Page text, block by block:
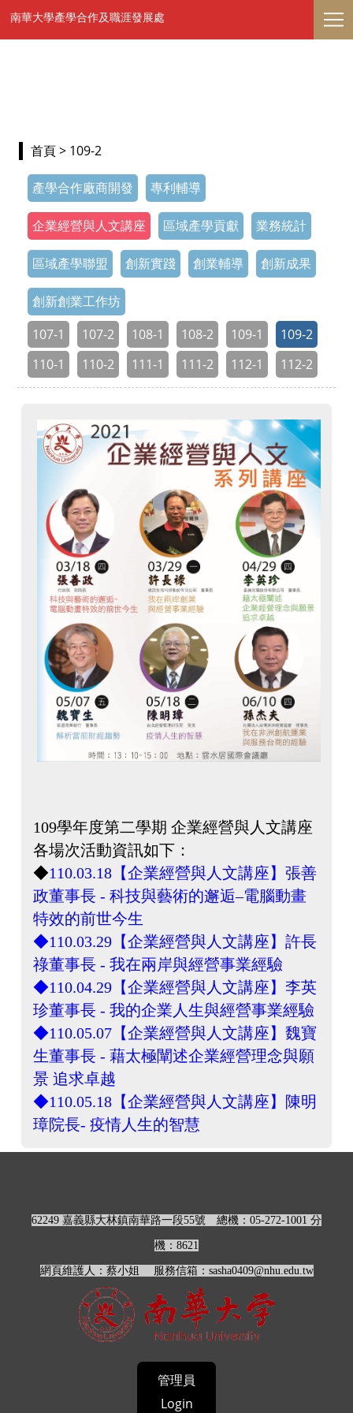
南華大學產學合作及職涯發展處
首頁> 109-2
產學合作廠商開發 專利輔導
企業經營與人文講座 區域產學貢獻 業務統計
區域產學聯盟 創新實踐 創業輔導 創新成果
創新創業工作坊
107-1
107-2 108-1 108-2 109-1
109-2
110-1
110-2 111-1 111-2 112-1 112-2
109學年度第二學期 企業經營與人文講座
各場次活動資訊如下 ：
◆110.03.18【企業經營與人文講座】張善
政董事長 -科技與藝術的邂逅–電腦動畫
特效的前世今生
◆110.03.29【企業經營與人文講座】許長
祿董事長 - 我在兩岸與經營事業經驗
◆110.04.29【企業經營與人文講座】李英
珍董事長 - 我的企業人生與經營事業經驗
◆110.05.07【企業經營與人文講座】魏寶
生董事長 - 藉太極闡述企業經營理念與願
景 追求卓越
◆110.05.18【企業經營與人文講座】 陳明
璋院長- 疫情人生的智慧
62249 嘉義縣大林鎮南華路一段55號 總機：05-272-1001 分
機： 8621
網頁維護人：蔡小姐 服務信箱：sasha0409@nhu.edu.tw
管理員
Login